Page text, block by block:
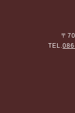
〒
TEL.